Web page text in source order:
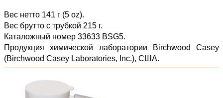
Вес нетто 141 г (5 oz).
Вес брутто с трубкой 215 г.
Каталожный номер 33633 BSG5.
Продукция химической лаборатории Birchwood Casey
(Birchwood Casey Laboratories, Inc.), США.